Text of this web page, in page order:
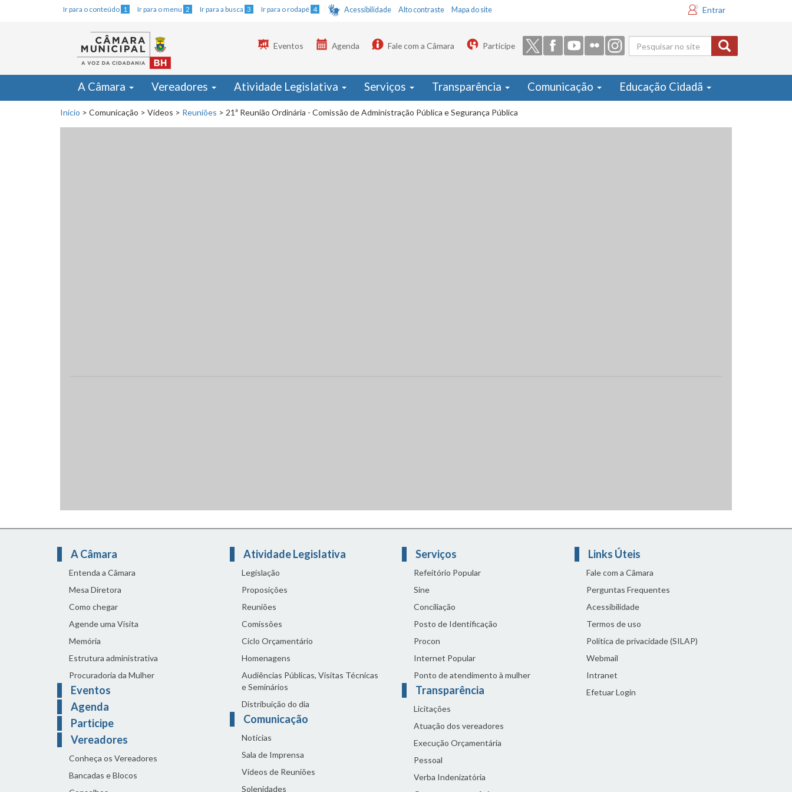
Ir para o conteúdo 1 Ir para o menu 2 Ir para a busca 3 Ir para o rodapé 4 Acessibilidade Alto contraste Mapa do site Entrar
Formulário
de busca
Eventos Agenda Fale com a Câmara Participe
A Câmara Vereadores Atividade Legislativa Serviços Transparência Comunicação Educação Cidadã
Início > Comunicação > Vídeos > Reuniões > 21ª Reunião Ordinária - Comissão de Administração Pública e Segurança Pública
A Câmara
Entenda a Câmara
Mesa Diretora
Como chegar
Agende uma Visita
Memória
Estrutura administrativa
Procuradoria da Mulher
Eventos
Agenda
Participe
Vereadores
Conheça os Vereadores
Bancadas e Blocos
Atividade Legislativa
Legislação
Proposições
Reuniões
Comissões
Ciclo Orçamentário
Homenagens
Audiências Públicas, Visitas Técnicas
e Seminários
Distribuição do dia
Comunicação
Notícias
Sala de Imprensa
Vídeos de Reuniões
Solenidades
Serviços
Refeitório Popular
Sine
Conciliação
Posto de Identificação
Procon
Internet Popular
Ponto de atendimento à mulher
Transparência
Licitações
Atuação dos vereadores
Execução Orçamentária
Pessoal
Verba Indenizatória
Links Úteis
Fale com a Câmara
Perguntas Frequentes
Acessibilidade
Termos de uso
Política de privacidade (SILAP)
Webmail
Intranet
Efetuar Login